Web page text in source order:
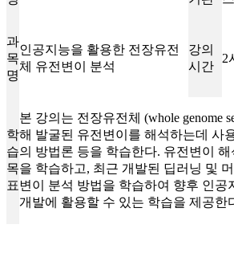
과
목
명
인공지능을 활용한 전장유전
체 유전변이 분석
강의
시간
2
학
습
목
표
본 강의는 전장유전체 (whole genome
해 발굴된 유전변이를 해석하는데 사
의 방법론 등을 학습한다. 유전변이
을 학습하고, 최근 개발된 딥러닝 및
변이 분석 방법을 학습하여 향후 인공
개발에 활용할 수 있는 학습을 제공한